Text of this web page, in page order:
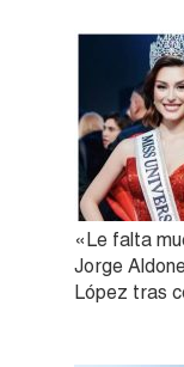
«Le falta
Jorge
López tras